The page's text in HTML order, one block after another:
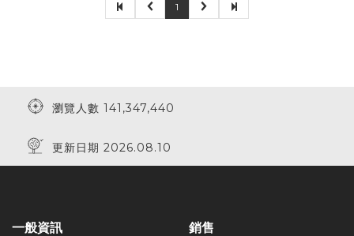
1
瀏覽人數 141,347,440
更新日期 2026.08.10
一般資訊 銷售